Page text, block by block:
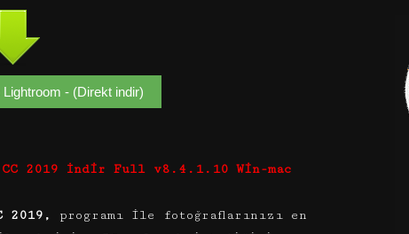
- (Direkt indir)
CC 2019 İndir Full v8.4.1.10 Win-mac
2019, programı ile fotoğraflarınızı en